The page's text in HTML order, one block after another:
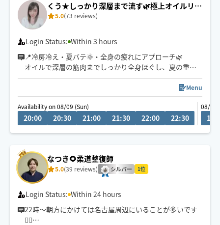
トをお選び下さい)
🧑‍🎓鍼灸指圧系専門学生です
日々、知識技術の勉強してます
くう★しっかり深層まで流す🌿極上オイルリン
パ5.0(73 reviews)
Login Status: Within 3 hours
📍冷房冷え・夏バテ🌞・全身の疲れにアプローチ🌿
オイルで深層の筋肉までしっかり全身ほぐし、夏の重だ
るいお身体を芯からリセットいたします。極上のヘッド
ケアも得意です！お好みの圧で丁寧に施術いたします。
全身からヘッドまでしっかり流させていただきます✨
🕒ご希望のお時間がございましたら、お気軽にチャット
👶お子様ご一緒🉑
🐶🐱わんちゃん猫ちゃん🉑
Menu
Availability on 08/09 (Sun)
20:00 20:30 21:00 21:30 22:00 22:30
08/10
なつき🌻柔道整復師
5.0(39 reviews) シルバー 1位
Login Status: Within 24 hours
22時〜朝方にかけては名古屋周辺にいることが多いです
💆‍♂️